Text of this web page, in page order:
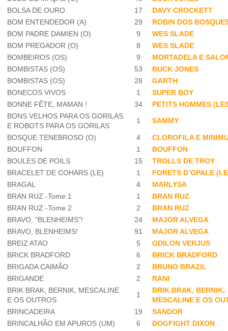
BOLSA DE OURO
17
DAVY CROCKETT
BOM ENTENDEDOR (A)
29
ROBIN DOS
BOM PADRE DAMIEN (O)
9
WES SLADE
BOM PREGADOR (O)
8
WES SLADE
BOMBEIROS (OS)
9
MORTADELA E
BOMBISTAS (OS)
53
BUCK JONES
BOMBISTAS (OS)
28
GARTH
BONECOS VIVOS
1
SUPER BOY
BONNE FÊTE, MAMAN !
34
PETITS HOMMES
BONS VELHOS PARA OS GORILAS
E ROBOTS PARA OS GORILAS
1 SAMMY
BOSQUE TENEBROSO (O) 4
CLOROFILA E
BOUFFON
1
BOUFFON
BOULES DE POILS
15
TROLLS DE TROY
BRACELET DE COHARS (LE)
1
FORETS D’OPALE
BRAGAL
4
MARLYSA
BRAN RUZ -Tome 1
1
BRAN RUZ
BRAN RUZ -Tome 2
2
BRAN RUZ
BRAVO, "BLENHEIMS"!
24
MAJOR ALVEGA
BRAVO, BLENHEIMS!
91
MAJOR ALVEGA
BREIZ ATAO
5
ODILON VERJUS
BRICK BRADFORD
6
BRICK BRADFORD
BRIGADA CAIMÃO
2
BRUNO BRAZIL
BRIGANDE
2
RANI
BRIK BRAK, BERNIK, MESCALINE
E OS OUTROS
1
BRIK BRAK, BERNIK,
MESCALINE E OS
BRINCADEIRA
19
SANDOR
BRINCALHÃO EM APUROS (UM)
6
DOGFIGHT DIXON